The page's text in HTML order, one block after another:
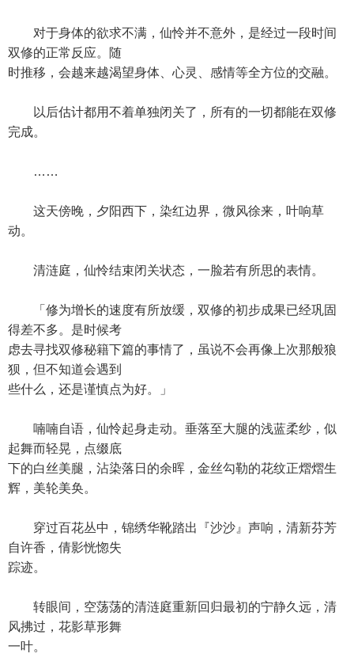
对于身体的欲求不满，仙怜并不意外，是经过一段时间
双修的正常反应。随
时推移，会越来越渴望身体、心灵、感情等全方位的交融。
以后估计都用不着单独闭关了，所有的一切都能在双修
完成。
……
这天傍晚，夕阳西下，染红边界，微风徐来，叶响草
动。
清涟庭，仙怜结束闭关状态，一脸若有所思的表情。
「修为增长的速度有所放缓，双修的初步成果已经巩固
得差不多。是时候考
虑去寻找双修秘籍下篇的事情了，虽说不会再像上次那般狼
狈，但不知道会遇到
些什么，还是谨慎点为好。」
喃喃自语，仙怜起身走动。垂落至大腿的浅蓝柔纱，似
起舞而轻晃，点缀底
下的白丝美腿，沾染落日的余晖，金丝勾勒的花纹正熠熠生
辉，美轮美奂。
穿过百花丛中，锦绣华靴踏出『沙沙』声响，清新芬芳
自许香，倩影恍惚失
踪迹。
转眼间，空荡荡的清涟庭重新回归最初的宁静久远，清
风拂过，花影草形舞
一叶。